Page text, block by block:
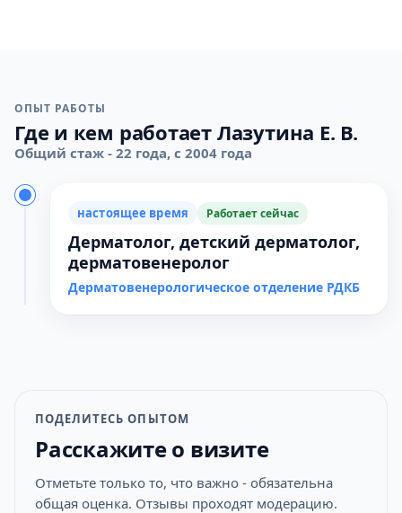
ОПЫТ РАБОТЫ
Где и кем работает Лазутина Е. В.
Общий стаж - 22 года, с 2004 года
настоящее время Работает сейчас
Дерматолог, детский дерматолог,
дерматовенеролог
Дерматовенерологическое отделение РДКБ
ПОДЕЛИТЕСЬ ОПЫТОМ
Расскажите о визите
Отметьте только то, что важно - обязательна
общая оценка. Отзывы проходят модерацию.